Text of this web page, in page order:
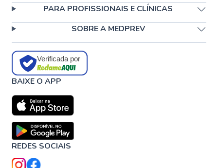
PARA PROFISSIONAIS E CLÍNICAS
SOBRE A MEDPREV
Verificada por
BAIXE O APP
REDES SOCIAIS